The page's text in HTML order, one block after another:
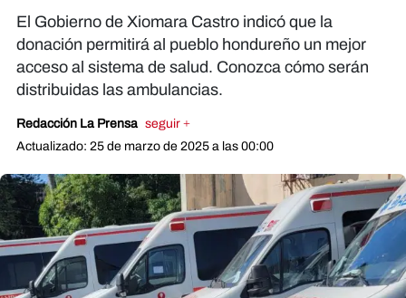
El Gobierno de Xiomara Castro indicó que la
donación permitirá al pueblo hondureño un mejor
acceso al sistema de salud. Conozca cómo serán
distribuidas las ambulancias.
Redacción La Prensa seguir +
Actualizado: 25 de marzo de 2025 a las 00:00